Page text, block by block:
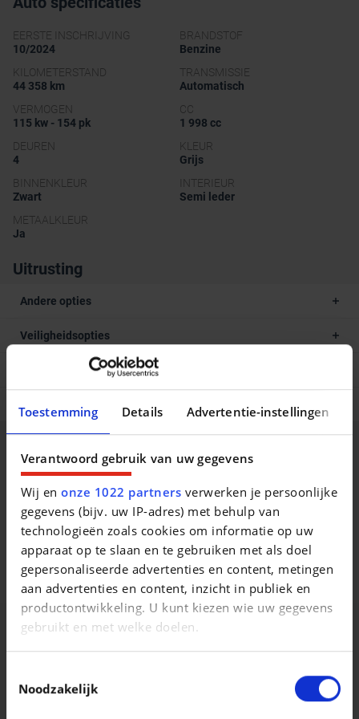
Toestemming Details Advertentie-instellingen
Verantwoord gebruik van uw gegevens
Wij enonze 1022 partners verwerken je persoonlijke
gegevens (bijv. uw IP-adres) met behulp van
technologieën zoals cookies om informatie op uw
apparaat op te slaan en te gebruiken met als doel
gepersonaliseerde advertenties en content, metingen
aan advertenties en content, inzicht in publiek en
productontwikkeling. U kunt kiezen wie uw gegevens
gebruikt en met welke doelen.
Informatie verzamelen over uw geografische
locatie, die tot een paar meter nauwkeurig kan zijn
Noodzakelijk
EERSTE INSCHRIJVING
10/2024
BRANDSTOF
Benzine
KILOMETERSTAND
44 358 km
TRANSMISSIE
Automatisch
VERMOGEN
115 kw - 154 pk
CC
1 998 cc
DEUREN
4
KLEUR
Grijs
BINNENKLEUR
Zwart
INTERIEUR
Semi leder
METAALKLEUR
Ja
Uitrusting
Andere opties
Veiligheidsopties
Multimedia opties
Comfort en uitrusting
Beschrijving van het voertuig occasie
Préparation à la livraison: + 250€
Leveringsvoorbereiding: + 250€
Vergelijkbare voertuigen